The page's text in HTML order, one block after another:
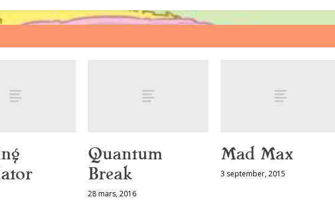
Quantum
Break
28 mars, 2016
Mad Max
3 september, 2015